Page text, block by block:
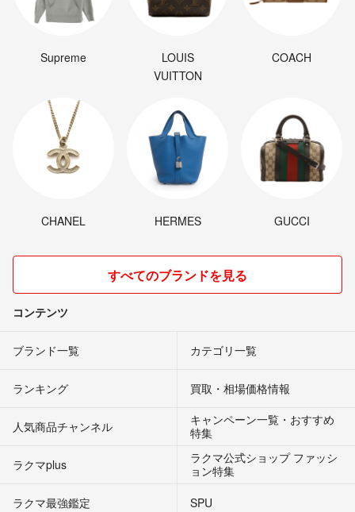
Supreme
LOUIS
VUITTON
COACH
CHANEL HERMES GUCCI
すべてのブランドを見る
コンテンツ
ブランド一覧 カテゴリ一覧
ランキング 買取・相場価格情報
人気商品チャンネル
キャンペーン一覧・おすすめ
特集
ラクマplus
ラクマ公式ショップ ファッシ
ョン特集
ラクマ最強鑑定
SPU